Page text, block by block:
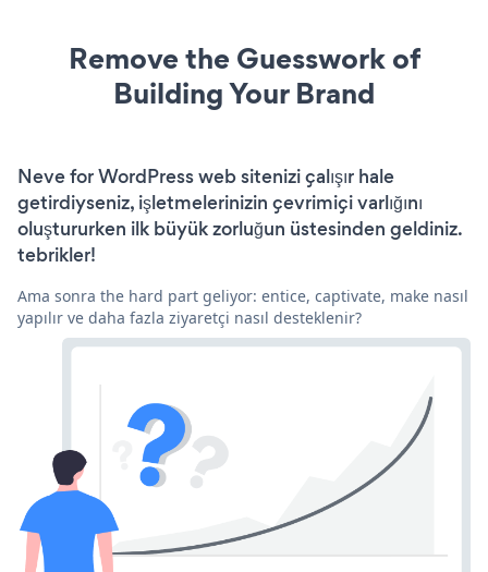
Remove the Guesswork of
Building Your Brand
Neve for WordPress web sitenizi çalışır hale
getirdiyseniz, işletmelerinizin çevrimiçi varlığını
oluştururken ilk büyük zorluğun üstesinden geldiniz.
tebrikler!
Ama sonra the hard part geliyor: entice, captivate, make nasıl
yapılır ve daha fazla ziyaretçi nasıl desteklenir?